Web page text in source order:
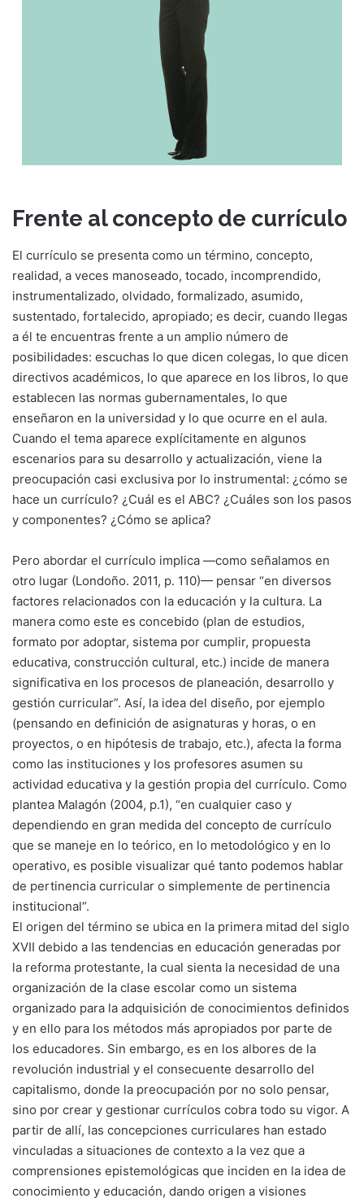
Frente al concepto de currículo
El currículo se presenta como un término, concepto,
realidad, a veces manoseado, tocado, incomprendido,
instrumentalizado, olvidado, formalizado, asumido,
sustentado, fortalecido, apropiado; es decir, cuando llegas
a él te encuentras frente a un amplio número de
posibilidades: escuchas lo que dicen colegas, lo que dicen
directivos académicos, lo que aparece en los libros, lo que
establecen las normas gubernamentales, lo que
enseñaron en la universidad y lo que ocurre en el aula.
Cuando el tema aparece explícitamente en algunos
escenarios para su desarrollo y actualización, viene la
preocupación casi exclusiva por lo instrumental: ¿cómo se
hace un currículo? ¿Cuál es el ABC? ¿Cuáles son los pasos
y componentes? ¿Cómo se aplica?
Pero abordar el currículo implica —como señalamos en
otro lugar (Londoño. 2011, p. 110)— pensar “en diversos
factores relacionados con la educación y la cultura. La
manera como este es concebido (plan de estudios,
formato por adoptar, sistema por cumplir, propuesta
educativa, construcción cultural, etc.) incide de manera
significativa en los procesos de planeación, desarrollo y
gestión curricular”. Así, la idea del diseño, por ejemplo
(pensando en definición de asignaturas y horas, o en
proyectos, o en hipótesis de trabajo, etc.), afecta la forma
como las instituciones y los profesores asumen su
actividad educativa y la gestión propia del currículo. Como
plantea Malagón (2004, p.1), “en cualquier caso y
dependiendo en gran medida del concepto de currículo
que se maneje en lo teórico, en lo metodológico y en lo
operativo, es posible visualizar qué tanto podemos hablar
de pertinencia curricular o simplemente de pertinencia
institucional”.
El origen del término se ubica en la primera mitad del siglo
XVII debido a las tendencias en educación generadas por
la reforma protestante, la cual sienta la necesidad de una
organización de la clase escolar como un sistema
organizado para la adquisición de conocimientos definidos
y en ello para los métodos más apropiados por parte de
los educadores. Sin embargo, es en los albores de la
revolución industrial y el consecuente desarrollo del
capitalismo, donde la preocupación por no solo pensar,
sino por crear y gestionar currículos cobra todo su vigor. A
partir de allí, las concepciones curriculares han estado
vinculadas a situaciones de contexto a la vez que a
comprensiones epistemológicas que inciden en la idea de
conocimiento y educación, dando origen a visiones